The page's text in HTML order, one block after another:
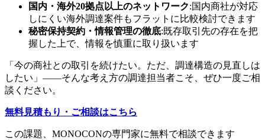
国内・海外20拠点以上のネットワーク:国内商社が対応
しにくい海外調達案件もフラットに比較検討できます
秘密保持契約・情報管理の徹底:既存取引先の存在を把
握した上で、情報を慎重に取り扱います
「今の商社との取引を続けたい。ただ、調達構造の見直しは
したい」——そんな考え方の調達担当者こそ、ぜひ一度ご相
談ください。
無料見積もり・ご相談はこちら
この課題、MONOCONの専門家に無料で相談できます